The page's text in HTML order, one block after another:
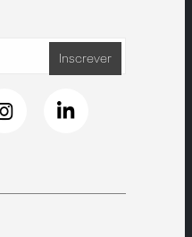
Inscrever